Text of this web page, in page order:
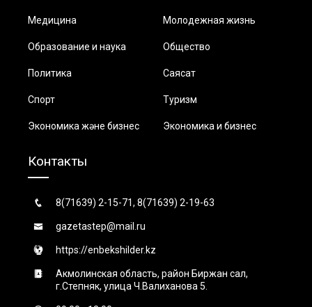
Медицина Молодежная жизнь
Образование и наука Общество
Политика Саясат
Спорт Туризм
Экономика және бизнес Экономика и бизнес
Контакты
8(71639) 2-15-71, 8(71639) 2-19-63
gazetastep@mail.ru
https://enbekshilder.kz
Акмолинская область, район Биржан сал,
г.Степняк, улица Ч.Валиханова 5.